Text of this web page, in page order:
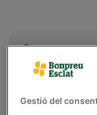
Adreça
C. Malvasia,
Telèfon
Gestió del